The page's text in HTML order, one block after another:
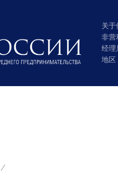
关于
非营
经理
地区